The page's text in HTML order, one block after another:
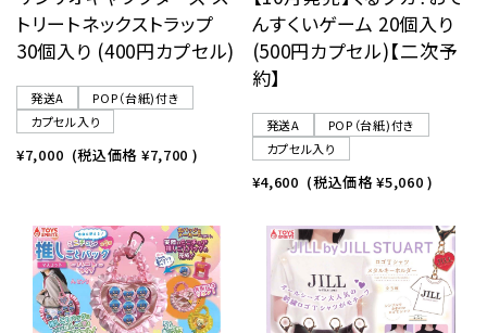
トリートネックストラップ
30個入り (400円カプセル)
発送A
POP（台紙)付き
カプセル入り
¥7,000 (税込価格 ¥7,700 )
んすくいゲーム 20個入り
(500円カプセル)【二次予
約】
発送A
POP（台紙)付き
カプセル入り
¥4,600 (税込価格¥5,060 )